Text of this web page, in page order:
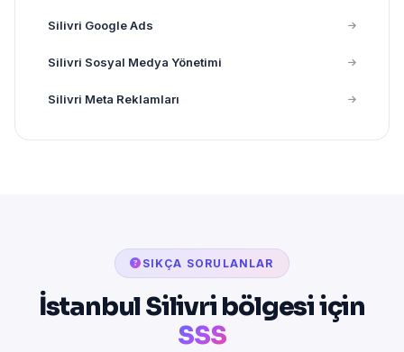
Silivri Google Ads
Silivri Sosyal Medya Yönetimi
Silivri Meta Reklamları
SIKÇA SORULANLAR
İstanbul Silivri bölgesi için
SSS